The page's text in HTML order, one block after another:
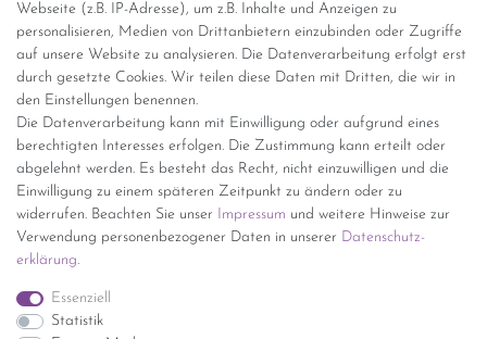
Webseite (z.B. IP-Adresse), um z.B. Inhalte und Anzeigen zu
personalisieren, Medien von Drittanbietern einzubinden oder Zugriffe
auf unsere Website zu analysieren. Die Datenverarbeitung erfolgt erst
durch gesetzte Cookies. Wir teilen diese Daten mit Dritten, die wir in
den Einstellungen benennen.
Die Datenverarbeitung kann mit Einwilligung oder aufgrund eines
berechtigten Interesses erfolgen. Die Zustimmung kann erteilt oder
abgelehnt werden. Es besteht das Recht, nicht einzuwilligen und die
Einwilligung zu einem späteren Zeitpunkt zu ändern oder zu
widerrufen. Beachten Sie unser Impressum und weitere Hinweise zur
Verwendung personenbezogener Daten in unserer Daten­schutz­
erklärung.
Essenziell
Statistik
Versand per GLS (6,90 Euro) oder DHL (8,49 Euro ) inkl. MwSt.
(innerhalb Deutschlands)
kostenfreie Lieferung ab 150 Euro Warenwert (innerhalb
Deutschlands)
Übersicht Internationale Versandkosten
Wir kaufen an
Sie haben zuviel Porzellan im Schrank? Gerne kaufen wir dieses an.
Einfach unverbindliches Angebot anfordern.
*Endpreis inkl. MwSt. (Dieser Artikel unterliegt gem. § 25a
UStG der Differenzbesteuerung, ein Ausweis der